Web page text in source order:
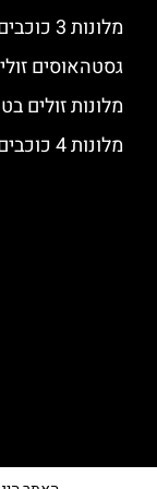
מלונות 3 כוכבים בפירנצה
גסטהאוסים
מלונות זולים
מלונות 4 כוכבים בפירנצה